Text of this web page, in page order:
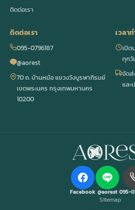
ติดต่อเรา
ติดต่อเรา
095-0796187
@aorest
70 ถ. บ้านหม้อ แขวงวังบูรพาภิรมย์
เขตพระนคร กรุงเทพมหานคร
10200
เวลา
เปิด
ทุกวั
จัดส่
แล
Facebook @aorest 095-
Sitemap